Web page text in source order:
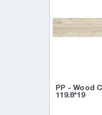
PP - Wood
119.8*19